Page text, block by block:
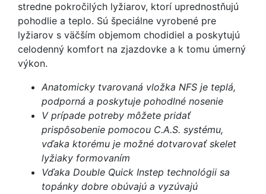
stredne pokročilých lyžiarov, ktorí uprednostňujú
pohodlie a teplo. Sú špeciálne vyrobené pre
lyžiarov s väčším objemom chodidiel a poskytujú
celodenný komfort na zjazdovke a k tomu úmerný
výkon.
Anatomicky tvarovaná vložka NFS je teplá,
podporná a poskytuje pohodlné nosenie
V prípade potreby môžete pridať
prispôsobenie pomocou C.A.S. systému,
vďaka ktorému je možné dotvarovať skelet
lyžiaky formovaním
Vďaka Double Quick Instep technológii sa
topánky dobre obúvajú a vyzúvajú